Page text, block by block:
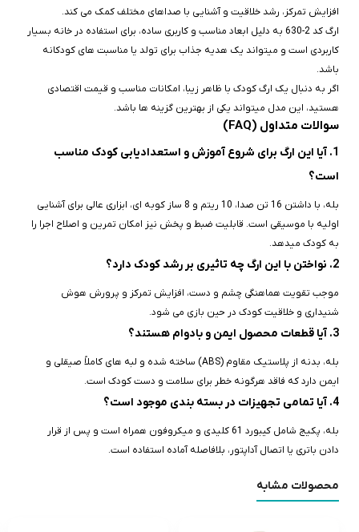
افزایش تمرکز، رشد خلاقیت و آشنایی با صداهای مختلف کمک می‌ کند.
ارگ کد 2-630 به دلیل ابعاد مناسب و کاربری ساده، برای استفاده در خانه بسیار
کاربردی است و میتواند یک هدیه جذاب برای تولد یا مناسبت‌ های کودکانه
باشد.
اگر به دنبال یک ارگ کودک با ظاهر زیبا، امکانات مناسب و قیمت اقتصادی
هستید، این مدل میتواند یکی از بهترین گزینه‌ ها باشد.
سوالات متداول (FAQ)
1. آیا این ارگ برای شروع آموزش و استعدادیابی کودک مناسب
است؟
بله، با داشتن 16 تن صدا، 10 ریتم و 8 ساز کوبه‌ ای، ابزاری عالی برای آشنایی
اولیه با موسیقی است. قابلیت ضبط و پخش نیز امکان تمرین و اصلاح اجرا را
به کودک میدهد.
2. نواختن با این ارگ چه تاثیری بر رشد کودک دارد؟
موجب تقویت هماهنگی چشم و دست، افزایش تمرکز و پرورش هوش
شنیداری و خلاقیت کودک در حین بازی می‌ شود.
3. آیا قطعات محصول ایمن و بادوام هستند؟
بله، بدنه از پلاستیک مقاوم (ABS) ساخته شده و لبه‌ های کاملاً صیقلی و
ایمن دارد که فاقد هرگونه خطر برای سلامت و دست کودک است.
4. آیا تمامی تجهیزات در بسته‌ بندی موجود است؟
بله، پکیج شامل کیبورد 61 کلیدی و میکروفون همراه است و پس از قرار
دادن باتری یا اتصال آداپتور، بلافاصله آماده استفاده است.
محصولات مشابه